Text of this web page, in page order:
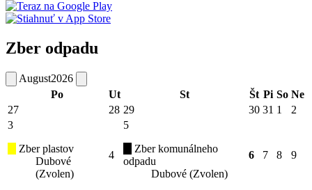
Zber odpadu
August2026
Po
Ut St Št Pi So Ne
27
28 29 30 31 1
2
3
Zber plastov
Dubové
(Zvolen)
4
5
Zber komunálneho
odpadu
Dubové (Zvolen)
6 7 8 9